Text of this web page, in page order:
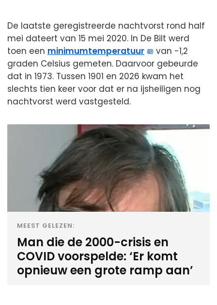
De laatste geregistreerde nachtvorst rond half
mei dateert van 15 mei 2020. In De Bilt werd
toen een minimumtemperatuur
van -1,2
graden Celsius gemeten. Daarvoor gebeurde
dat in 1973. Tussen 1901 en 2026 kwam het
slechts tien keer voor dat er na ijsheiligen nog
nachtvorst werd vastgesteld.
MEEST GELEZEN:
Man die de 2000-crisis en
COVID voorspelde: ‘Er komt
opnieuw een grote ramp aan’